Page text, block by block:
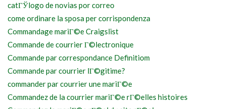
catГЎlogo de novias por correo
come ordinare la sposa per corrispondenza
Commandage mariГ©e Craigslist
Commande de courrier Г©lectronique
Commande par correspondance Definitiom
Commande par courrier lГ©gitime?
commander par courrier une mariГ©e
Commandez de la courrier mariГ©e rГ©elles histoires